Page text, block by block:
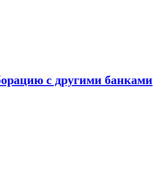
с другими банками